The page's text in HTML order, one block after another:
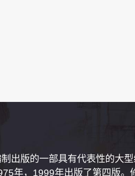
出版的一部具有代表性的大
年，1999年出版了第四版。